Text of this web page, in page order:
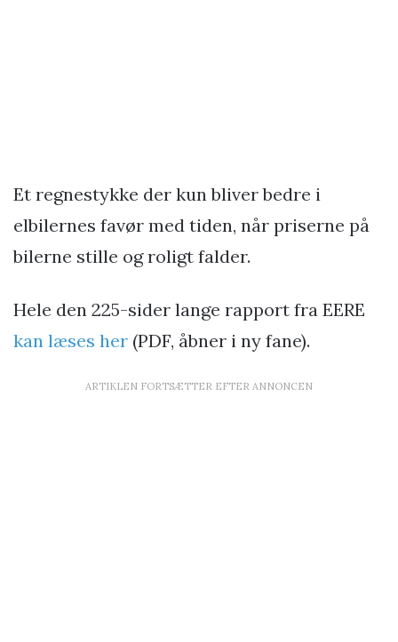
Et regnestykke der kun bliver bedre i
elbilernes favør med tiden, når priserne på
bilerne stille og roligt falder.
Hele den 225-sider lange rapport fra EERE
kan læses her (PDF, åbner i ny fane).
ARTIKLEN FORTSÆTTER EFTER ANNONCEN